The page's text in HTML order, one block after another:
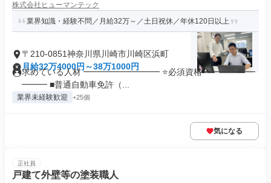
株式会社ヒューマンテック
業界知識・経験不問／月給32万～／土日祝休／年休120日以上
〒210-0851神奈川県川崎市川崎区浜町
月給32万4000円～38万1000円
求めている人材 ━━━━━━━━━ ⭐必須資格 ━━━━━━
━━━ ■普通自動車免許（...
業界未経験歓迎 +25個
気になる
正社員
戸建て外壁等の塗装職人